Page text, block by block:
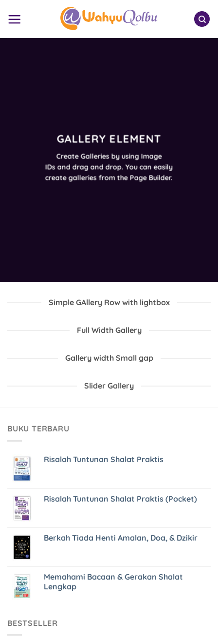
GALLERY ELEMENT
Create Galleries by using Image
IDs and drag and drop. You can easily
create galleries from the Page Builder.
Simple GAllery Row with lightbox
Full Width Gallery
Gallery width Small gap
Slider Gallery
BUKU TERBARU
Risalah Tuntunan Shalat Praktis
Risalah Tuntunan Shalat Praktis (Pocket)
Berkah Tiada Henti Amalan, Doa, & Dzikir
Memahami Bacaan & Gerakan Shalat
Lengkap
BESTSELLER